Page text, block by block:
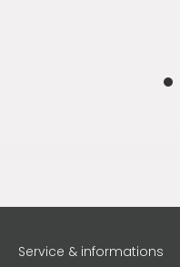
Service & informations